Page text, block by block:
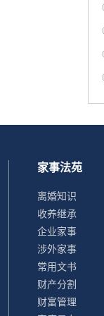
家事法苑
离婚知识
收养继承
企业家事
涉外家事
常用文书
财产分割
财富管理